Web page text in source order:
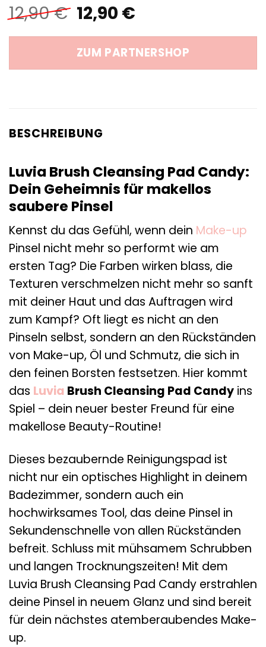
12,90€ Ursprünglicher
Preis
war:
12,90 €
12,90 €Aktueller
ist:
12,90 €.
ZUM PARTNERSHOP
BESCHREIBUNG
Luvia Brush Cleansing Pad Candy:
Dein Geheimnis für makellos
saubere Pinsel
Kennst du das Gefühl, wenn dein Make-up
Pinsel nicht mehr so performt wie am
ersten Tag? Die Farben wirken blass, die
Texturen verschmelzen nicht mehr so sanft
mit deiner Haut und das Auftragen wird
zum Kampf? Oft liegt es nicht an den
Pinseln selbst, sondern an den Rückständen
von Make-up, Öl und Schmutz, die sich in
den feinen Borsten festsetzen. Hier kommt
das Luvia Brush Cleansing Pad Candy ins
Spiel – dein neuer bester Freund für eine
makellose Beauty-Routine!
Dieses bezaubernde Reinigungspad ist
nicht nur ein optisches Highlight in deinem
Badezimmer, sondern auch ein
hochwirksames Tool, das deine Pinsel in
Sekundenschnelle von allen Rückständen
befreit. Schluss mit mühsamem Schrubben
und langen Trocknungszeiten! Mit dem
Luvia Brush Cleansing Pad Candy erstrahlen
deine Pinsel in neuem Glanz und sind bereit
für dein nächstes atemberaubendes Make-
up.